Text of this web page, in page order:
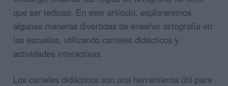
que ser tedioso. En este artículo, exploraremos
algunas maneras divertidas de enseñar ortografía en
las escuelas, utilizando carteles didácticos y
actividades interactivas.
Los carteles didácticos son una herramienta útil para